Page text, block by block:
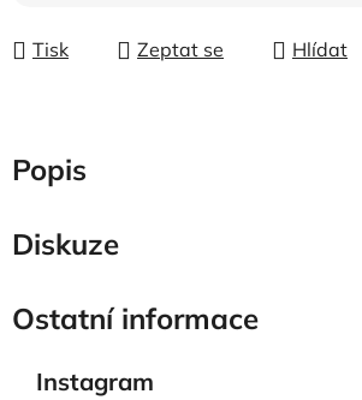
Tisk Zeptat se Hlídat
Popis
Diskuze
Ostatní informace
Instagram